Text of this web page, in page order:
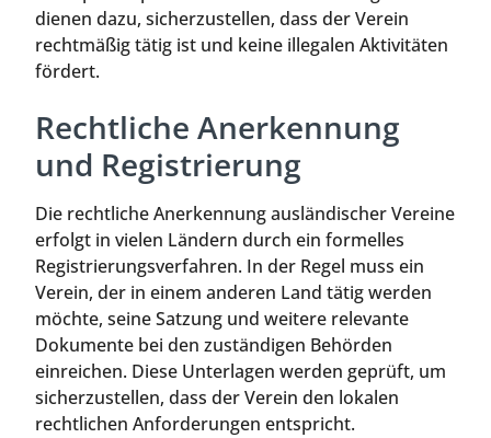
dienen dazu, sicherzustellen, dass der Verein
rechtmäßig tätig ist und keine illegalen Aktivitäten
fördert.
Rechtliche Anerkennung
und Registrierung
Die rechtliche Anerkennung ausländischer Vereine
erfolgt in vielen Ländern durch ein formelles
Registrierungsverfahren. In der Regel muss ein
Verein, der in einem anderen Land tätig werden
möchte, seine Satzung und weitere relevante
Dokumente bei den zuständigen Behörden
einreichen. Diese Unterlagen werden geprüft, um
sicherzustellen, dass der Verein den lokalen
rechtlichen Anforderungen entspricht.